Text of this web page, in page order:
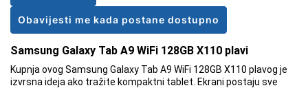
Samsung Galaxy Tab A9 WiFi 128GB X110 plavi
Kupnja ovog Samsung Galaxy Tab A9 WiFi 128GB X110 plavog je
izvrsna ideja ako tražite kompaktni tablet. Ekrani postaju sve
Obavijesti me kada postane dostupno